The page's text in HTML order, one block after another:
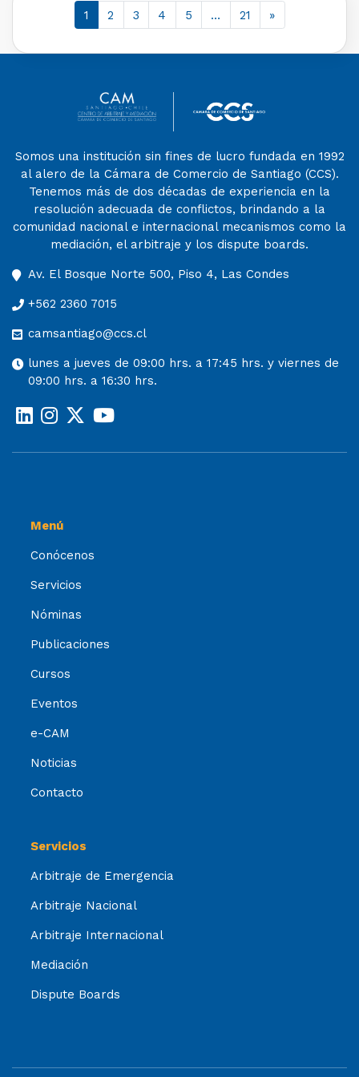
1 2 3 4 5 … 21 »
Somos una institución sin fines de lucro fundada en 1992
al alero de la Cámara de Comercio de Santiago (CCS).
Tenemos más de dos décadas de experiencia en la
resolución adecuada de conflictos, brindando a la
comunidad nacional e internacional mecanismos como la
mediación, el arbitraje y los dispute boards.
Av. El Bosque Norte 500, Piso 4, Las Condes
+562 2360 7015
camsantiago@ccs.cl
lunes a jueves de 09:00 hrs. a 17:45 hrs. y viernes de
09:00 hrs. a 16:30 hrs.
Menú
Conócenos
Servicios
Nóminas
Publicaciones
Cursos
Eventos
e-CAM
Noticias
Contacto
Servicios
Arbitraje de Emergencia
Arbitraje Nacional
Arbitraje Internacional
Mediación
Dispute Boards